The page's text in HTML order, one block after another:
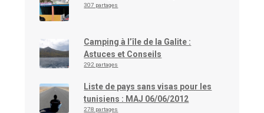
307 partages
Camping à l’île de la Galite :
Astuces et Conseils
292 partages
Liste de pays sans visas pour les
tunisiens : MAJ 06/06/2012
278 partages